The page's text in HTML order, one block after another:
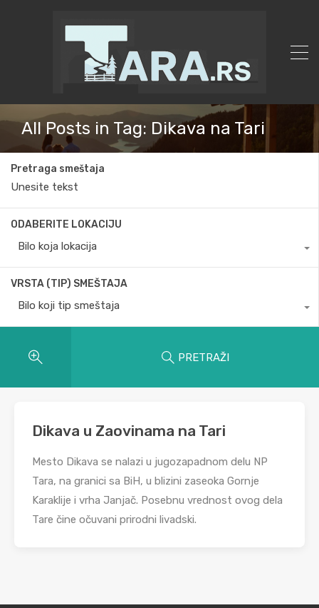
All Posts in Tag: Dikava na Tari
Pretraga smeštaja
ODABERITE LOKACIJU
Bilo koja lokacija
VRSTA (TIP) SMEŠTAJA
Bilo koji tip smeštaja
PRETRAŽI
Dikava u Zaovinama na Tari
Mesto Dikava se nalazi u jugozapadnom delu NP
Tara, na granici sa BiH, u blizini zaseoka Gornje
Karaklije i vrha Janjač. Posebnu vrednost ovog dela
Tare čine očuvani prirodni livadski.